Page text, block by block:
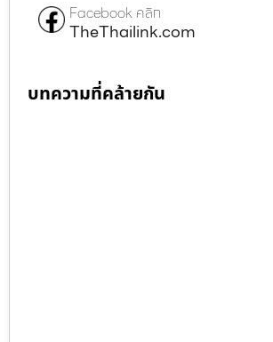
Facebook คลิก
TheThailink.com
บทความที่คล้ายกัน